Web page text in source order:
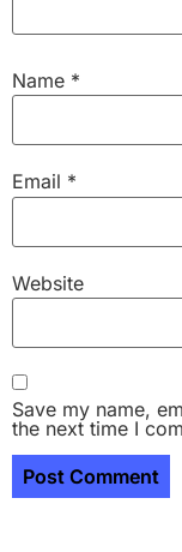
Name *
Email *
Website
Save my name,
the next time I